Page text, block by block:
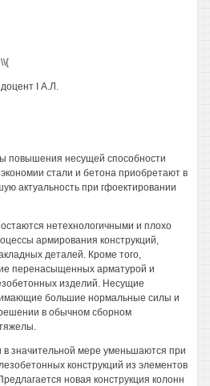
доцент I А.Л.
повышения несущей способности
стали и бетона приобретают в
актуальность при гфоектировании
нетехнологичными и плохо
армирования конструкций,
деталей. Кроме того,
перенасыщенных арматурой и
изделий. Несущие
большие нормальные силы и
в обычном сборном
в значительной мере уменьшаются при
конструкций из элементов
новая конструкция колонн